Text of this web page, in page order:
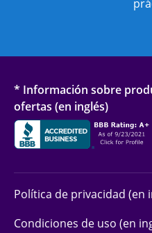
* Información sobre
ofertas (en inglés)
Política de privacidad (en
Condiciones de uso (en